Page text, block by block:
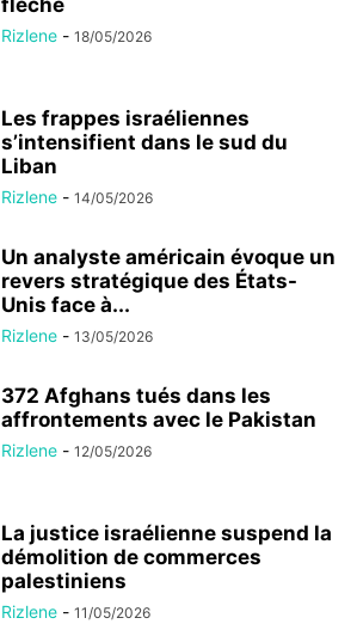
flèche
Rizlene - 18/05/2026
Les frappes israéliennes
s’intensifient dans le sud du
Liban
Rizlene - 14/05/2026
Un analyste américain évoque un
revers stratégique des États-
Unis face à...
Rizlene - 13/05/2026
372 Afghans tués dans les
affrontements avec le Pakistan
Rizlene - 12/05/2026
La justice israélienne suspend la
démolition de commerces
palestiniens
Rizlene - 11/05/2026